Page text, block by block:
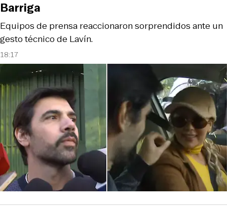
18:17
Equipos de prensa reaccionaron sorprendidos ante un
gesto técnico de Lavín.
Barriga